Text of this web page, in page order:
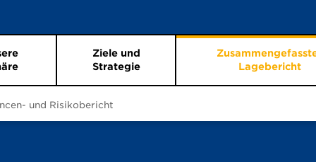
Ziele und
Strategie
Lagebericht
und Risikobericht